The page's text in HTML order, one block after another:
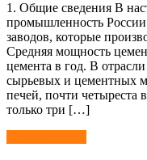
1. Общие сведения В
промышленность
заводов, которые
Средняя мощность
цемента в год. В
сырьевых и цементных
печей, почти четыреста
только три […]